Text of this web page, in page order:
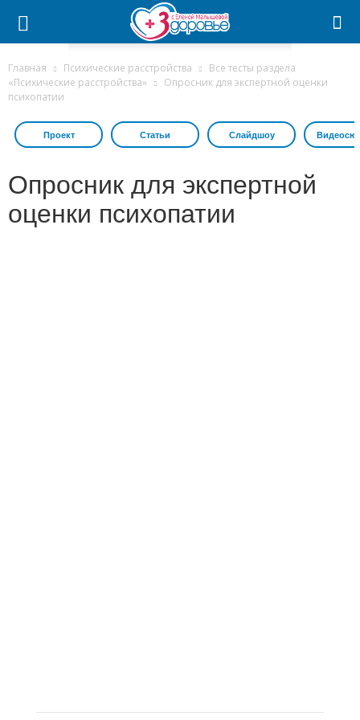
Главная Психические расстройства
Все тесты раздела
«Психические расстройства»
Опросник для экспертной оценки
психопатии
Проект Статьи Слайдшоу
Опросник для экспертной
оценки психопатии